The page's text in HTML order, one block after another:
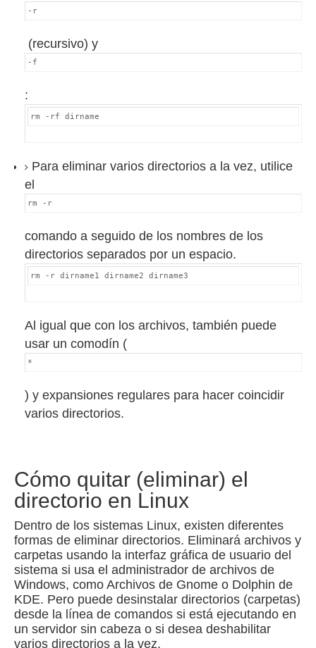
-r
(recursivo) y
-f
:
rm -rf dirname
Para eliminar varios directorios a la vez, utilice
el
rm -r
comando a seguido de los nombres de los
directorios separados por un espacio.
rm -r dirname1 dirname2 dirname3
Al igual que con los archivos, también puede
usar un comodín (
*
) y expansiones regulares para hacer coincidir
varios directorios.
Cómo quitar (eliminar) el
directorio en Linux
Dentro de los sistemas Linux, existen diferentes
formas de eliminar directorios. Eliminará archivos y
carpetas usando la interfaz gráfica de usuario del
sistema si usa el administrador de archivos de
Windows, como Archivos de Gnome o Dolphin de
KDE. Pero puede desinstalar directorios (carpetas)
desde la línea de comandos si está ejecutando en
un servidor sin cabeza o si desea deshabilitar
varios directorios a la vez.